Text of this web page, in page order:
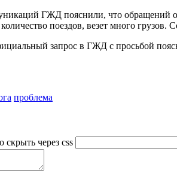
ГЖД пояснили, что обращений
поездов, везет много
запрос в ГЖД с просьбой
проблема
через css